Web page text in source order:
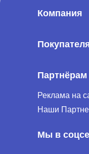
Компания
Партнёрам
Реклама на
Наши
Мы в